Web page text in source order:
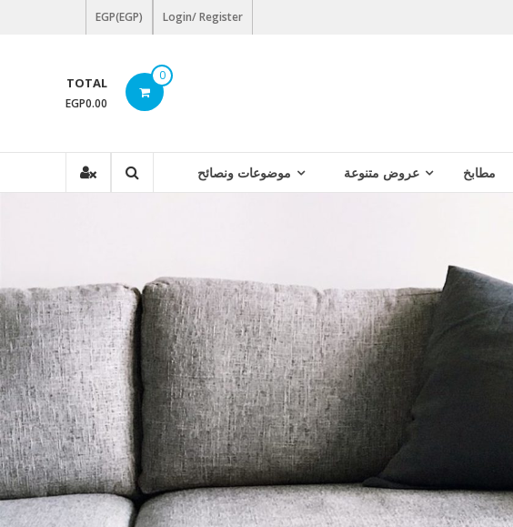
Login/ Register
EGP(EGP)
0
TOTAL
EGP0.00
مطابخ عروض متنوعة موضوعات ونصائح